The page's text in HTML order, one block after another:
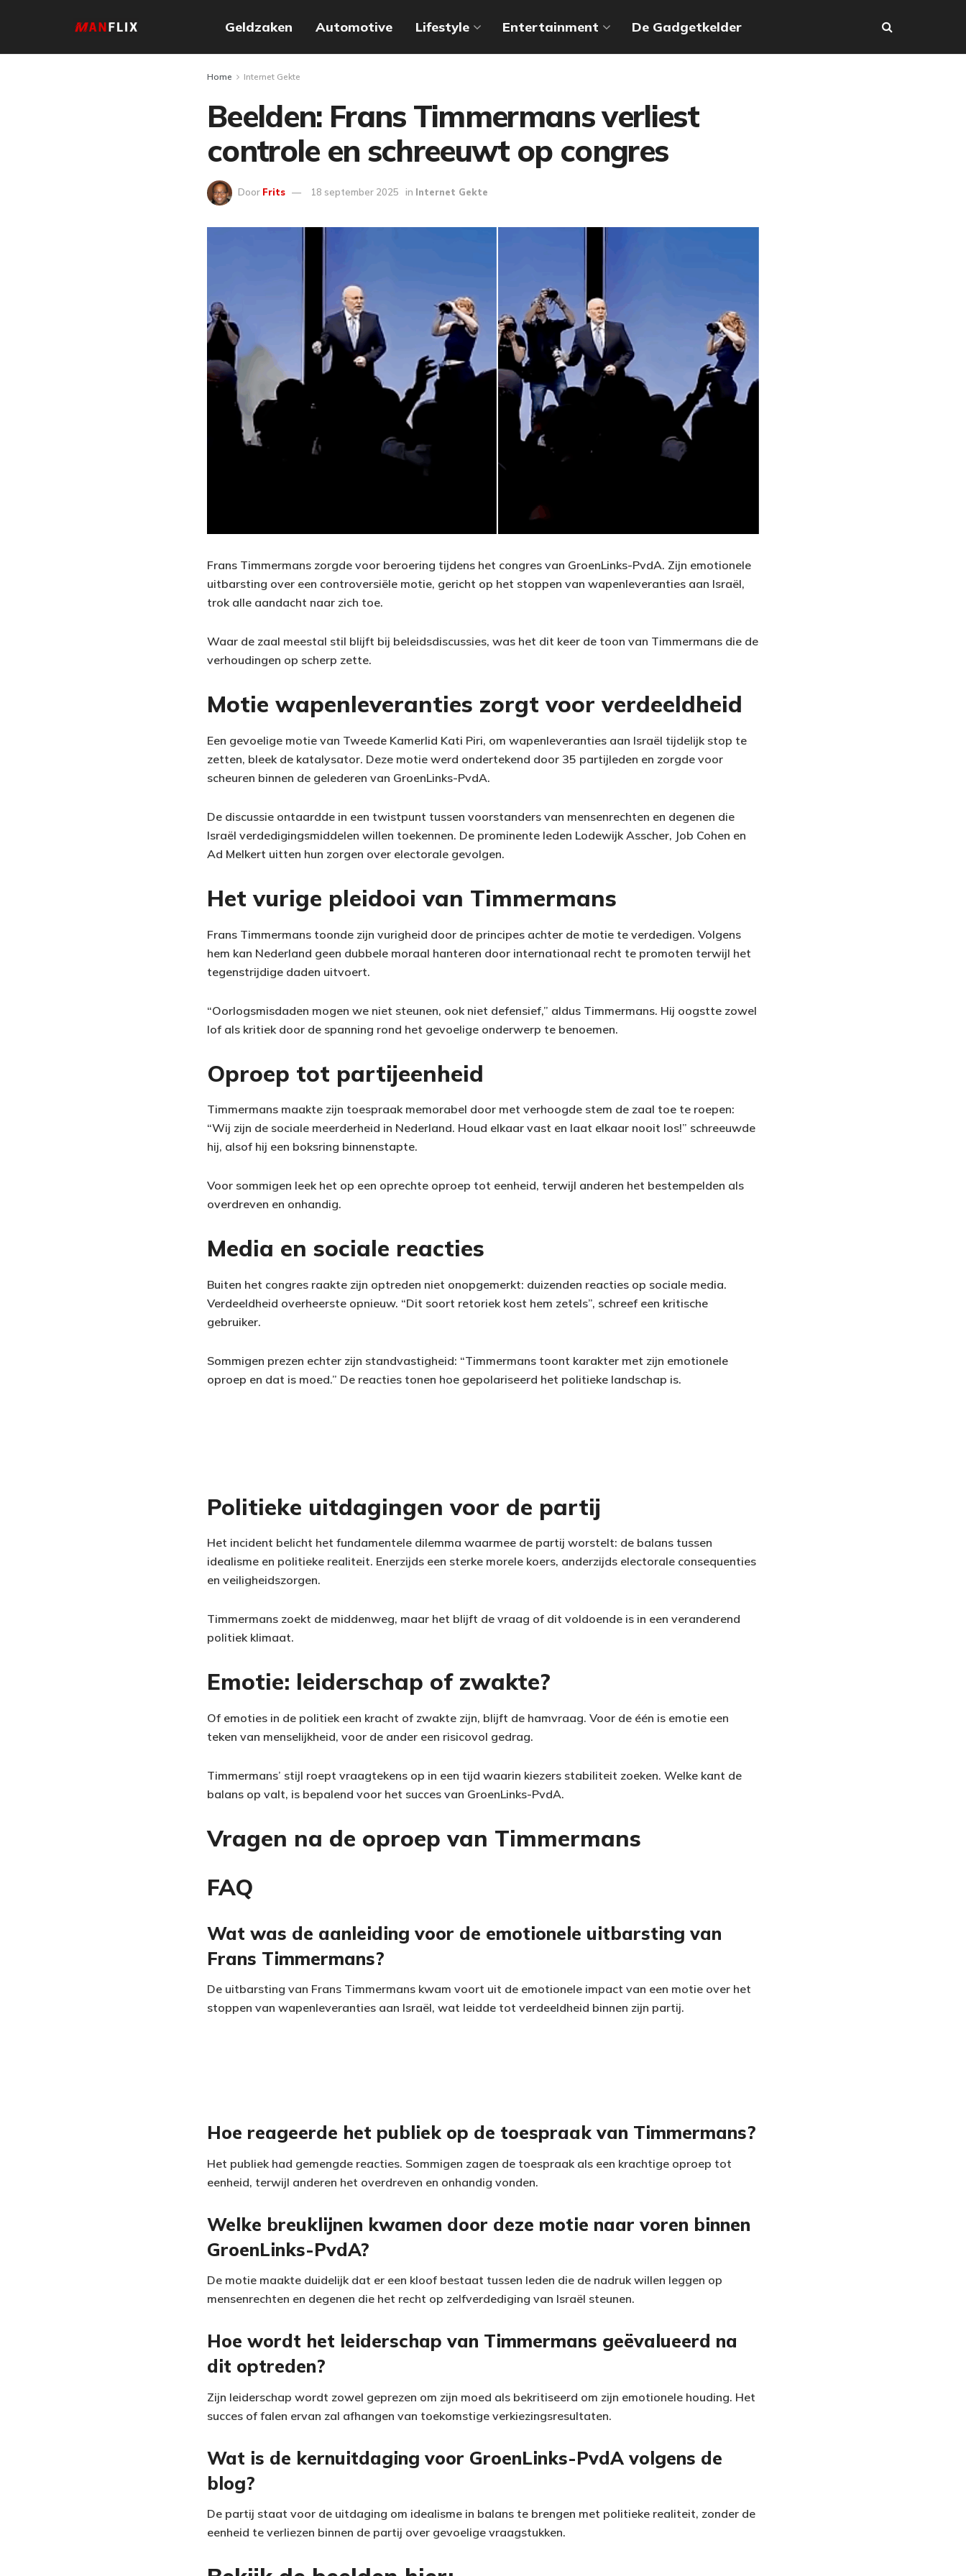
Geldzaken Automotive Lifestyle Entertainment De Gadgetkelder
Home Internet Gekte
Beelden: Frans Timmermans verliest
controle en schreeuwt op congres
Door Frits 18 september 2025 in Internet Gekte
Frans Timmermans zorgde voor beroering tijdens het congres van GroenLinks-PvdA. Zijn emotionele
uitbarsting over een controversiële motie, gericht op het stoppen van wapenleveranties aan Israël,
trok alle aandacht naar zich toe.
Waar de zaal meestal stil blijft bij beleidsdiscussies, was het dit keer de toon van Timmermans die de
verhoudingen op scherp zette.
Motie wapenleveranties zorgt voor verdeeldheid
Een gevoelige motie van Tweede Kamerlid Kati Piri, om wapenleveranties aan Israël tijdelijk stop te
zetten, bleek de katalysator. Deze motie werd ondertekend door 35 partijleden en zorgde voor
scheuren binnen de gelederen van GroenLinks-PvdA.
De discussie ontaardde in een twistpunt tussen voorstanders van mensenrechten en degenen die
Israël verdedigingsmiddelen willen toekennen. De prominente leden Lodewijk Asscher, Job Cohen en
Ad Melkert uitten hun zorgen over electorale gevolgen.
Het vurige pleidooi van Timmermans
Frans Timmermans toonde zijn vurigheid door de principes achter de motie te verdedigen. Volgens
hem kan Nederland geen dubbele moraal hanteren door internationaal recht te promoten terwijl het
tegenstrijdige daden uitvoert.
“Oorlogsmisdaden mogen we niet steunen, ook niet defensief,” aldus Timmermans. Hij oogstte zowel
lof als kritiek door de spanning rond het gevoelige onderwerp te benoemen.
Oproep tot partijeenheid
Timmermans maakte zijn toespraak memorabel door met verhoogde stem de zaal toe te roepen:
“Wij zijn de sociale meerderheid in Nederland. Houd elkaar vast en laat elkaar nooit los!” schreeuwde
hij, alsof hij een boksring binnenstapte.
Voor sommigen leek het op een oprechte oproep tot eenheid, terwijl anderen het bestempelden als
overdreven en onhandig.
Media en sociale reacties
Buiten het congres raakte zijn optreden niet onopgemerkt: duizenden reacties op sociale media.
Verdeeldheid overheerste opnieuw. “Dit soort retoriek kost hem zetels”, schreef een kritische
gebruiker.
Sommigen prezen echter zijn standvastigheid: “Timmermans toont karakter met zijn emotionele
oproep en dat is moed.” De reacties tonen hoe gepolariseerd het politieke landschap is.
Politieke uitdagingen voor de partij
Het incident belicht het fundamentele dilemma waarmee de partij worstelt: de balans tussen
idealisme en politieke realiteit. Enerzijds een sterke morele koers, anderzijds electorale consequenties
en veiligheidszorgen.
Timmermans zoekt de middenweg, maar het blijft de vraag of dit voldoende is in een veranderend
politiek klimaat.
Emotie: leiderschap of zwakte?
Of emoties in de politiek een kracht of zwakte zijn, blijft de hamvraag. Voor de één is emotie een
teken van menselijkheid, voor de ander een risicovol gedrag.
Timmermans’ stijl roept vraagtekens op in een tijd waarin kiezers stabiliteit zoeken. Welke kant de
balans op valt, is bepalend voor het succes van GroenLinks-PvdA.
Vragen na de oproep van Timmermans
FAQ
Wat was de aanleiding voor de emotionele uitbarsting van
Frans Timmermans?
De uitbarsting van Frans Timmermans kwam voort uit de emotionele impact van een motie over het
stoppen van wapenleveranties aan Israël, wat leidde tot verdeeldheid binnen zijn partij.
Hoe reageerde het publiek op de toespraak van Timmermans?
Het publiek had gemengde reacties. Sommigen zagen de toespraak als een krachtige oproep tot
eenheid, terwijl anderen het overdreven en onhandig vonden.
Welke breuklijnen kwamen door deze motie naar voren binnen
GroenLinks-PvdA?
De motie maakte duidelijk dat er een kloof bestaat tussen leden die de nadruk willen leggen op
mensenrechten en degenen die het recht op zelfverdediging van Israël steunen.
Hoe wordt het leiderschap van Timmermans geëvalueerd na
dit optreden?
Zijn leiderschap wordt zowel geprezen om zijn moed als bekritiseerd om zijn emotionele houding. Het
succes of falen ervan zal afhangen van toekomstige verkiezingsresultaten.
Wat is de kernuitdaging voor GroenLinks-PvdA volgens de
blog?
De partij staat voor de uitdaging om idealisme in balans te brengen met politieke realiteit, zonder de
eenheid te verliezen binnen de partij over gevoelige vraagstukken.